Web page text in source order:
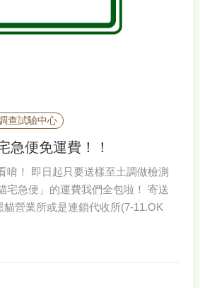
查試驗中心
急便免運費！！
唷！ 即日起只要送樣至土調做檢測
宅急便」的運費我們全包啦！ 寄送
貓營業所或是連鎖代收所(7-11.OK